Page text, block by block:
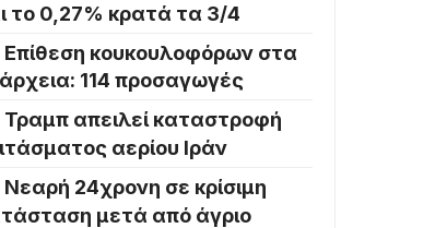
το 0,27% κρατά τα 3/4
Επίθεση κουκουλοφόρων στα
114 προσαγωγές
Τραμπ απειλεί καταστροφή
αερίου Ιράν
Νεαρή 24χρονη σε κρίσιμη
μετά από άγριο